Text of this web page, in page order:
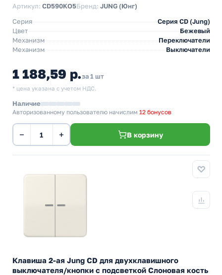
Артикул: CD590KO5Бренд: JUNG (Юнг)
Серия
Серия CD (Jung)
Цвет
Бежевый
Механизм
Переключатели
Механизм
Выключатели
1 188,59 р.за 1 шт
* цена указана с учетом НДС.
Наличие
Авторизованному пользователю начислим 12 бонусов
− + В корзину
Клавиша 2-ая Jung CD для двухклавишного
выключателя/кнопки с подсветкой Слоновая кость